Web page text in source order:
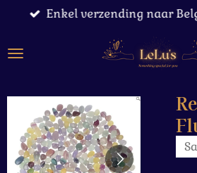
naar
Enkel verzending naar